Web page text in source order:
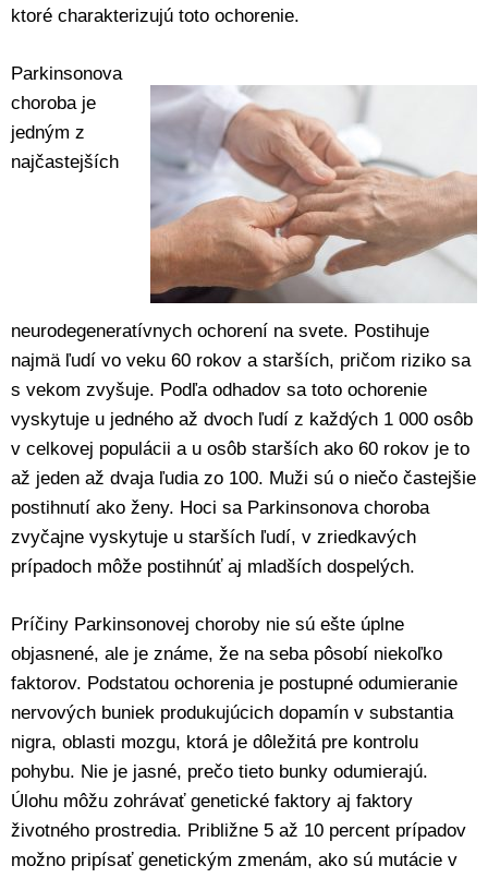
ktoré charakterizujú toto ochorenie.
Parkinsonova
choroba je
jedným z
najčastejších
neurodegeneratívnych ochorení na svete. Postihuje
najmä ľudí vo veku 60 rokov a starších, pričom riziko sa
s vekom zvyšuje. Podľa odhadov sa toto ochorenie
vyskytuje u jedného až dvoch ľudí z každých 1 000 osôb
v celkovej populácii a u osôb starších ako 60 rokov je to
až jeden až dvaja ľudia zo 100. Muži sú o niečo častejšie
postihnutí ako ženy. Hoci sa Parkinsonova choroba
zvyčajne vyskytuje u starších ľudí, v zriedkavých
prípadoch môže postihnúť aj mladších dospelých.
Príčiny Parkinsonovej choroby nie sú ešte úplne
objasnené, ale je známe, že na seba pôsobí niekoľko
faktorov. Podstatou ochorenia je postupné odumieranie
nervových buniek produkujúcich dopamín v substantia
nigra, oblasti mozgu, ktorá je dôležitá pre kontrolu
pohybu. Nie je jasné, prečo tieto bunky odumierajú.
Úlohu môžu zohrávať genetické faktory aj faktory
životného prostredia. Približne 5 až 10 percent prípadov
možno pripísať genetickým zmenám, ako sú mutácie v